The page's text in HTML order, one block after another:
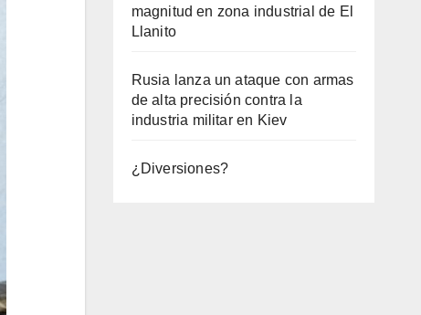
magnitud en zona industrial de El
Llanito
Rusia lanza un ataque con armas
de alta precisión contra la
industria militar en Kiev
¿Diversiones?